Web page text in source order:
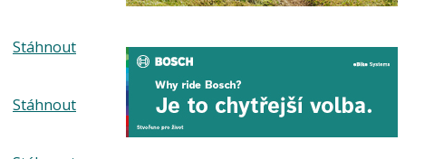
Stáhnout
Stáhnout